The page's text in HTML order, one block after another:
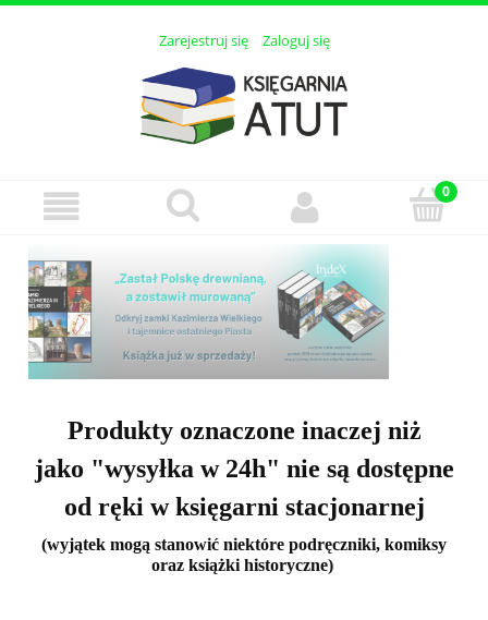
Zarejestruj się Zaloguj się
Produkty oznaczone inaczej niż
jako "wysyłka w 24h" nie są dostępne
od ręki w księgarni stacjonarnej
(wyjątek mogą stanowić niektóre podręczniki, komiksy
oraz książki historyczne)